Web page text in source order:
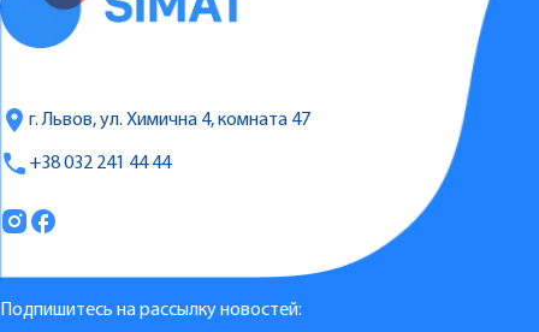
г. Львов, ул. Химична 4, комната 47
+38 032 241 44 44
Подпишитесь на рассылку новостей: